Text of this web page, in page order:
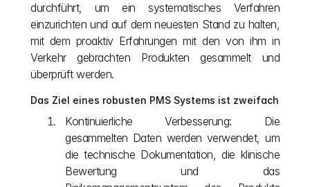
durchführt, um ein systematisches Verfahren
einzurichten und auf dem neuesten Stand zu halten,
mit dem proaktiv Erfahrungen mit den von ihm in
Verkehr gebrachten Produkten gesammelt und
überprüft werden.
Das Ziel eines robusten PMS Systems ist zweifach
Kontinuierliche Verbesserung: Die
gesammelten Daten werden verwendet, um
die technische Dokumentation, die klinische
Bewertung und das